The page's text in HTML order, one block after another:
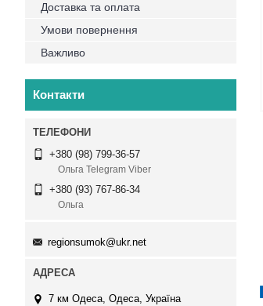
Доставка та оплата
Умови повернення
Важливо
Контакти
+380 (98) 799-36-57
Ольга Telegram Viber
+380 (93) 767-86-34
Ольга
regionsumok@ukr.net
7 км Одеса, Одеса, Україна